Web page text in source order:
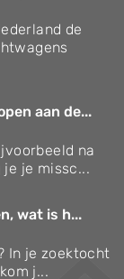
de
aan de...
na
je je missc...
wat is h...
In je zoektocht
j...